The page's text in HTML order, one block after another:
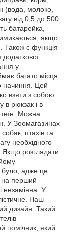
(вода, молоко,
від 0,5 до 500
батарейка,
якщо
Також є функція
додаткової
у
багато місця
начиння. Цей
взяти з собою
в рюкзак і в
Можна
У Зоомагазинах
птахів та
необхідного
Якщо розглядати
було, адже це
на перший
незамінна. У
Наш
дизайн. Такий
помічник, який